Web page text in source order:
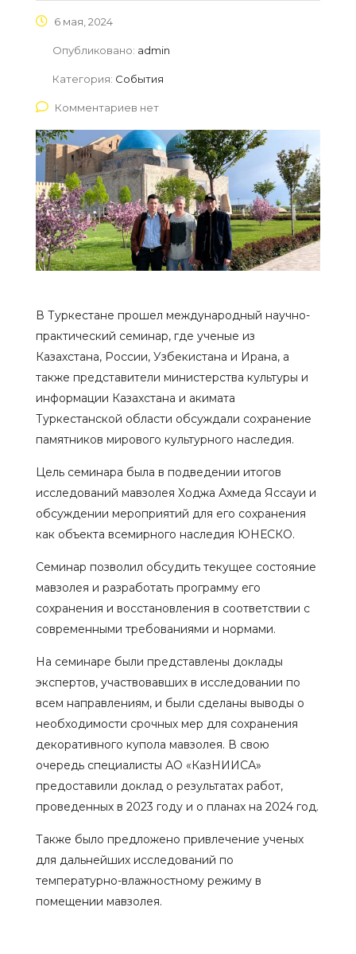
6 мая, 2024
Опубликовано: admin
Категория: События
Комментариев нет
В Туркестане прошел международный научно-
практический семинар, где ученые из
Казахстана, России, Узбекистана и Ирана, а
также представители министерства культуры и
информации Казахстана и акимата
Туркестанской области обсуждали сохранение
памятников мирового культурного наследия.
Цель семинара была в подведении итогов
исследований мавзолея Ходжа Ахмеда Яссауи и
обсуждении мероприятий для его сохранения
как объекта всемирного наследия ЮНЕСКО.
Семинар позволил обсудить текущее состояние
мавзолея и разработать программу его
сохранения и восстановления в соответствии с
современными требованиями и нормами.
На семинаре были представлены доклады
экспертов, участвовавших в исследовании по
всем направлениям, и были сделаны выводы о
необходимости срочных мер для сохранения
декоративного купола мавзолея. В свою
очередь специалисты АО «КазНИИСА»
предоставили доклад о результатах работ,
проведенных в 2023 году и о планах на 2024 год.
Также было предложено привлечение ученых
для дальнейших исследований по
температурно-влажностному режиму в
помещении мавзолея.